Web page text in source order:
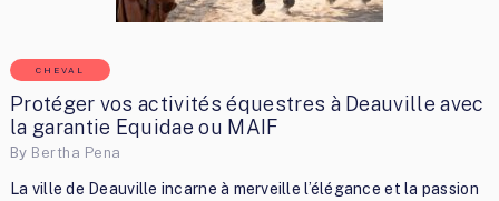
CHEVAL
Protéger vos activités équestres à Deauville avec
la garantie Equidae ou MAIF
By Bertha Pena
La ville de Deauville incarne à merveille l’élégance et la passion